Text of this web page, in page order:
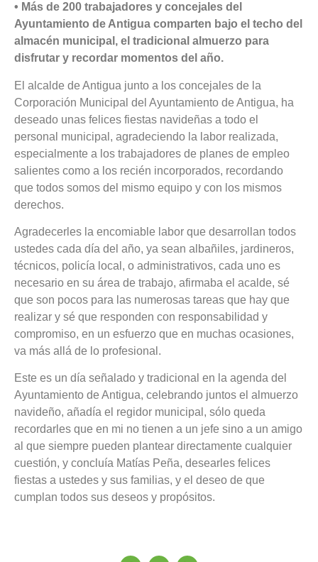
• Más de 200 trabajadores y concejales del
Ayuntamiento de Antigua comparten bajo el techo del
almacén municipal, el tradicional almuerzo para
disfrutar y recordar momentos del año.
El alcalde de Antigua junto a los concejales de la
Corporación Municipal del Ayuntamiento de Antigua, ha
deseado unas felices fiestas navideñas a todo el
personal municipal, agradeciendo la labor realizada,
especialmente a los trabajadores de planes de empleo
salientes como a los recién incorporados, recordando
que todos somos del mismo equipo y con los mismos
derechos.
Agradecerles la encomiable labor que desarrollan todos
ustedes cada día del año, ya sean albañiles, jardineros,
técnicos, policía local, o administrativos, cada uno es
necesario en su área de trabajo, afirmaba el acalde, sé
que son pocos para las numerosas tareas que hay que
realizar y sé que responden con responsabilidad y
compromiso, en un esfuerzo que en muchas ocasiones,
va más allá de lo profesional.
Este es un día señalado y tradicional en la agenda del
Ayuntamiento de Antigua, celebrando juntos el almuerzo
navideño, añadía el regidor municipal, sólo queda
recordarles que en mi no tienen a un jefe sino a un amigo
al que siempre pueden plantear directamente cualquier
cuestión, y concluía Matías Peña, desearles felices
fiestas a ustedes y sus familias, y el deseo de que
cumplan todos sus deseos y propósitos.